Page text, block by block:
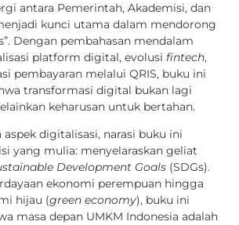
antara Pemerintah, Akademisi, dan
kunci utama dalam mendorong
Dengan pembahasan mendalam
platform digital, evolusi fintech,
pembayaran melalui QRIS, buku ini
transformasi digital bukan lagi
keharusan untuk bertahan.
aspek digitalisasi, narasi buku ini
yang mulia: menyelaraskan geliat
Development Goals (SDGs).
ekonomi perempuan hingga
hijau (green economy), buku ini
masa depan UMKM Indonesia adalah